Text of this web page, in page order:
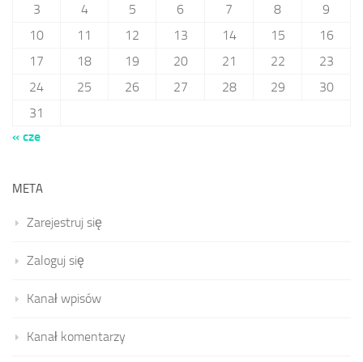
3
4 5 6 7 8
9
10
11 12 13 14 15
16
17
18 19 20 21 22
23
24
25 26 27 28 29
30
31
« cze
META
Zarejestruj się
Zaloguj się
Kanał wpisów
Kanał komentarzy